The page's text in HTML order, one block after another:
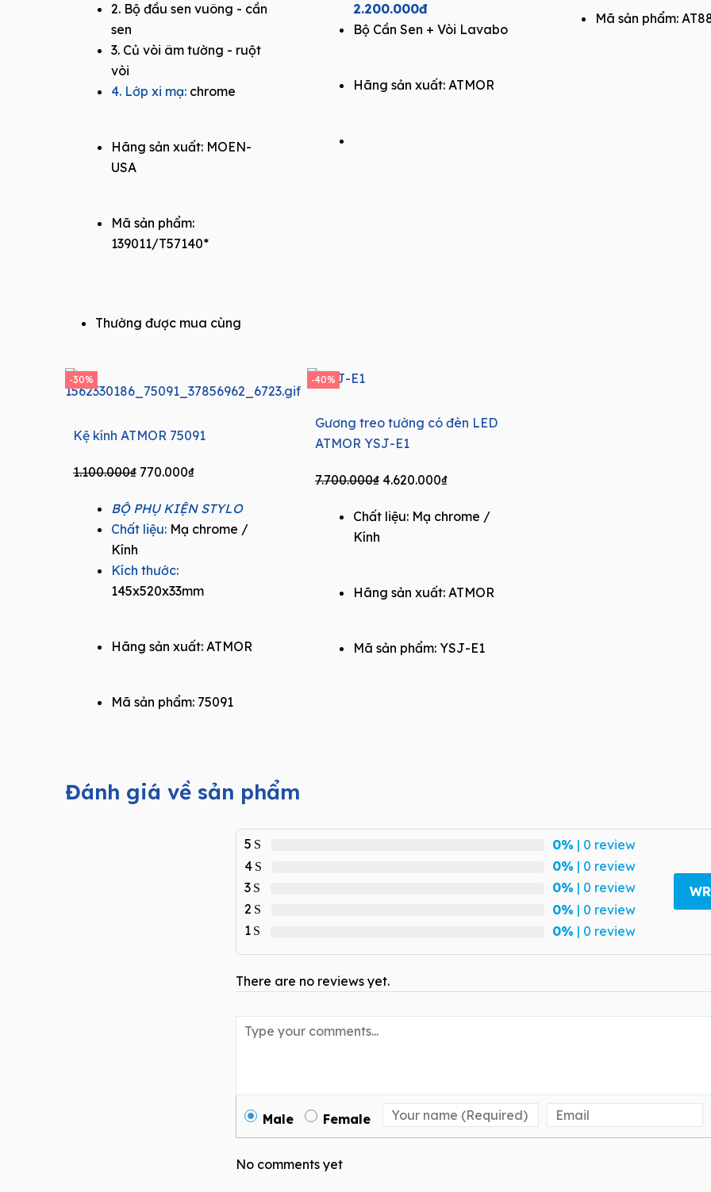
2. Bộ đầu sen vuông - cần
sen
3. Củ vòi âm tường - ruột
vòi
4. Lớp xi mạ: chrome
Hãng sản xuất: MOEN-
USA
Mã sản phẩm:
139011/T57140*
2.200.000đ
Bộ Cần Sen + Vòi Lavabo
Hãng sản xuất: ATMOR
Mã sản phẩm:
Thường được mua cùng
-30%
Kệ kính ATMOR 75091
1.100.000₫ Original
was:
1.100.000₫.
770.000₫Current
is:
770.000₫.
BỘ PHỤ KIỆN STYLO
Chất liệu: Mạ chrome /
Kính
Kích thước:
145x520x33mm
Hãng sản xuất: ATMOR
Mã sản phẩm: 75091
-40%
Gương treo tường có đèn LED
ATMOR YSJ-E1
7.700.000₫ Original
was:
4.620.000₫Current
is:
Chất liệu: Mạ chrome /
Kính
Hãng sản xuất: ATMOR
Mã sản phẩm: YSJ-E1
Đánh giá về sản phẩm
5 0% | 0 review
4
0% | 0 review
3
0% | 0 review
2
0% | 0 review
1
0% | 0 review
There are no reviews yet.
Male Female
No comments yet